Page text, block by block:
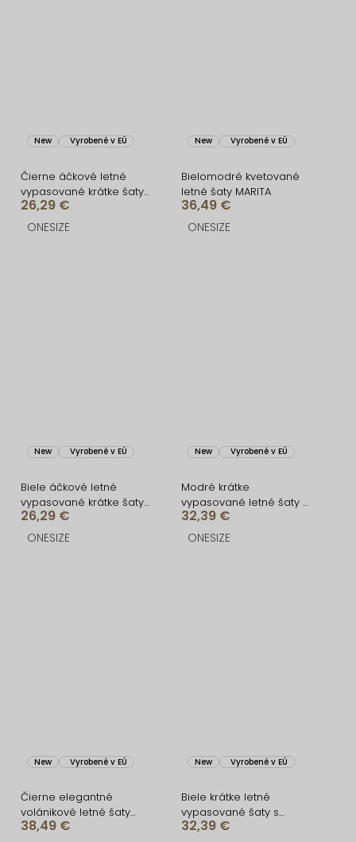
New Vyrobené v EÚ
Čierne áčkové letné
vypasované krátke šaty
BUMBLEE
26,29 €
ONESIZE
New Vyrobené v EÚ
Bielomodré kvetované
letné šaty MARITA
36,49 €
ONESIZE
New Vyrobené v EÚ
Biele áčkové letné
vypasované krátke šaty
BUMBLEE
26,29 €
ONESIZE
New Vyrobené v EÚ
Modré krátke
vypasované letné šaty s
citrónmi SOLARIS
32,39 €
ONESIZE
New Vyrobené v EÚ
Čierne elegantné
volánikové letné šaty
VELANA
38,49 €
New Vyrobené v EÚ
Biele krátke letné
vypasované šaty s
citrónmi SOLARIS
32,39 €